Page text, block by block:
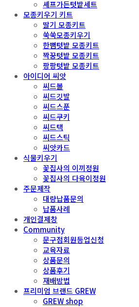
셰프가든텃밭세트
모종키우기 키트
딸기 모종키트
쑥쑥모종키우기
한뼘텃밭 모종키트
짝꿍텃밭 모종키트
팡팡텃밭 모종키트
아이디어 씨앗
씨드볼
씨드깃발
씨드스푼
씨드쿠키
씨드택
씨드스틱
씨앗카드
식물키우기
꽃집사의 이끼정원
꽃집사의 다육이정원
주문제작
대량납품문의
납품사례
개인결제창
Community
문구점회원등업신청
교육자료
상품문의
상품후기
재배방법
프리미엄 브랜드 GREW
GREW shop